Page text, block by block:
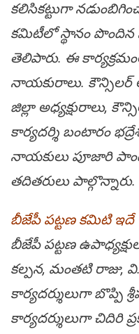
కలిసికట్టుగా
కమిటీలో స్థానం పొందిన
తెలిపారు. ఈ
నాయకురాలు.
జిల్లా అధ్యక్షురాలు,
కార్యదర్శి బంటారం
నాయకులు పూజారి
తదితరులు పాల్గొన్నారు.
బీజేపీ ప‌ట్ట‌ణ క‌మిటి ఇదే
బీజేపీ పట్టణ
కల్పన, మంతటి రాజు,
కార్యదర్శులుగా బొప్పి
కార్యదర్శులుగా చిదిరి